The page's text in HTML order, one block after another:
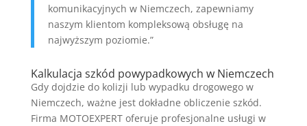
komunikacyjnych w Niemczech, zapewniamy
naszym klientom kompleksową obsługę na
najwyższym poziomie.”
Kalkulacja szkód powypadkowych w Niemczech
Gdy dojdzie do kolizji lub wypadku drogowego w
Niemczech, ważne jest dokładne obliczenie szkód.
Firma MOTOEXPERT oferuje profesjonalne usługi w